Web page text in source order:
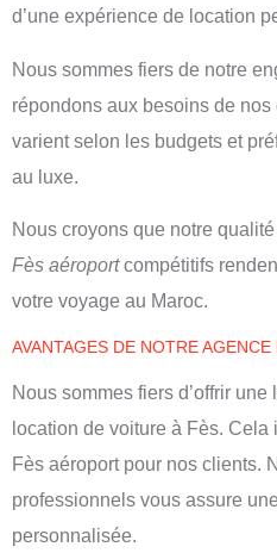
d’une expérience de location
Nous sommes fiers de notre
répondons aux besoins de
varient selon les budgets et
au luxe.
Nous croyons que notre
Fès aéroportcompétitifs
votre voyage au Maroc.
AVANTAGES DE NOTRE
Nous sommes fiers d’offrir
location de voiture à Fès. Cela
Fès aéroport pour nos clients.
professionnels vous assure
personnalisée.